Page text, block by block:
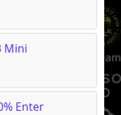
Mini
Enter